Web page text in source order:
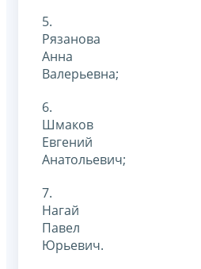
5.
Рязанова
Анна
Валерьевна;
6.
Шмаков
Евгений
Анатольевич;
7.
Нагай
Павел
Юрьевич.